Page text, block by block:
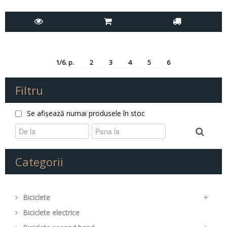
Filtru
Se afișează numai produsele în stoc
Categorii
Biciclete
+
Mountain Bike
Biciclete electrice
1/6. p. 2 3 4 5 6